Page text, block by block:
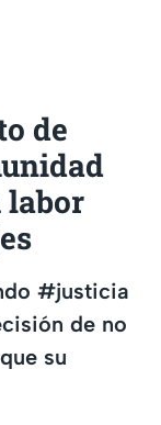
de
labor
#justicia
de no
su